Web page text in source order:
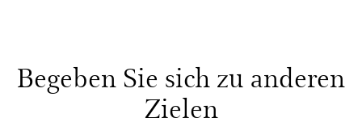
Begeben Sie sich zu anderen
Zielen